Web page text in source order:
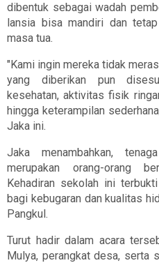
dibentuk sebagai wadah
lansia bisa mandiri dan
masa tua.
"Kami ingin mereka tidak
yang diberikan pun
kesehatan, aktivitas fisik
hingga keterampilan
Jaka ini.
Jaka menambahkan,
merupakan orang-orang
Kehadiran sekolah ini
bagi kebugaran dan kualitas
Pangkul.
Turut hadir dalam acara
Mulya, perangkat desa, serta